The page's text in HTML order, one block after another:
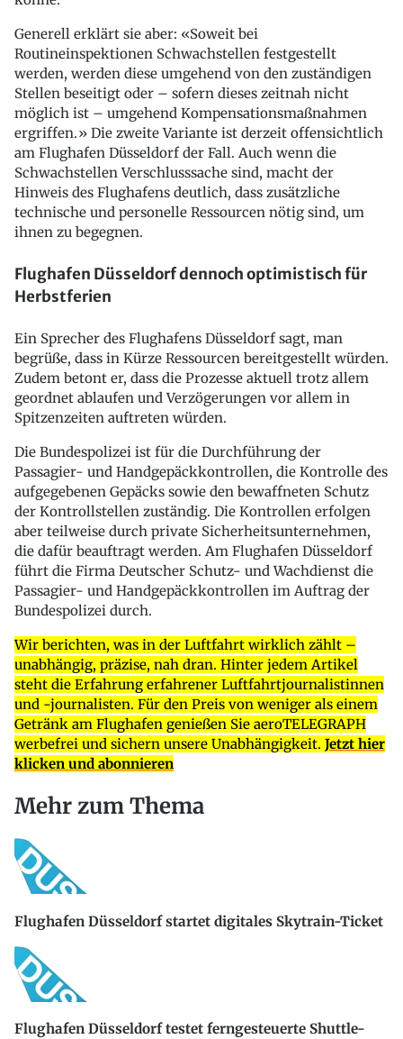
Generell erklärt sie aber: «Soweit bei
Routineinspektionen Schwachstellen festgestellt
werden, werden diese umgehend von den zuständigen
Stellen beseitigt oder – sofern dieses zeitnah nicht
möglich ist – umgehend Kompensationsmaßnahmen
ergriffen.» Die zweite Variante ist derzeit offensichtlich
am Flughafen Düsseldorf der Fall. Auch wenn die
Schwachstellen Verschlusssache sind, macht der
Hinweis des Flughafens deutlich, dass zusätzliche
technische und personelle Ressourcen nötig sind, um
ihnen zu begegnen.
Flughafen Düsseldorf dennoch optimistisch für
Herbstferien
Ein Sprecher des Flughafens Düsseldorf sagt, man
begrüße, dass in Kürze Ressourcen bereitgestellt würden.
Zudem betont er, dass die Prozesse aktuell trotz allem
geordnet ablaufen und Verzögerungen vor allem in
Spitzenzeiten auftreten würden.
Die Bundespolizei ist für die Durchführung der
Passagier- und Handgepäckkontrollen, die Kontrolle des
aufgegebenen Gepäcks sowie den bewaffneten Schutz
der Kontrollstellen zuständig. Die Kontrollen erfolgen
aber teilweise durch private Sicherheitsunternehmen,
die dafür beauftragt werden. Am Flughafen Düsseldorf
führt die Firma Deutscher Schutz- und Wachdienst die
Passagier- und Handgepäckkontrollen im Auftrag der
Bundespolizei durch.
Wir berichten, was in der Luftfahrt wirklich zählt –
unabhängig, präzise, nah dran. Hinter jedem Artikel
steht die Erfahrung erfahrener Luftfahrtjournalistinnen
und -journalisten. Für den Preis von weniger als einem
Getränk am Flughafen genießen Sie aeroTELEGRAPH
werbefrei und sichern unsere Unabhängigkeit. Jetzt hier
klicken und abonnieren
Mehr zum Thema
Flughafen Düsseldorf startet digitales Skytrain-Ticket
Flughafen Düsseldorf testet ferngesteuerte Shuttle-